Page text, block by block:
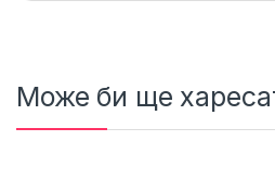
Може би ще